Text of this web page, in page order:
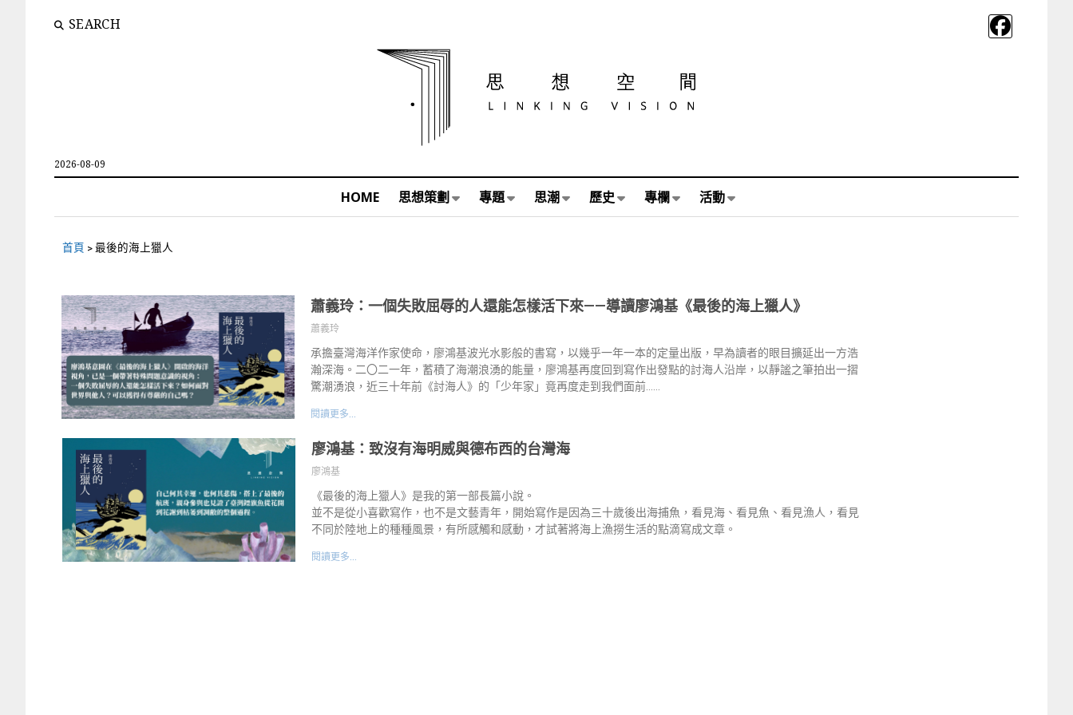
SEARCH
2026-08-09
HOME 思想策劃 專題 思潮 歷史 專欄 活動
首頁 >最後的海上獵人
蕭義玲：一個失敗屈辱的人還能怎樣活下來——導讀廖鴻基《最後的海上獵人》
蕭義玲
承擔臺灣海洋作家使命，廖鴻基波光水影般的書寫，以幾乎一年一本的定量出版，早為讀者的眼目擴延出一方浩
瀚深海。二〇二一年，蓄積了海潮浪湧的能量，廖鴻基再度回到寫作出發點的討海人沿岸，以靜謐之筆拍出一摺
驚潮湧浪，近三十年前《討海人》的「少年家」竟再度走到我們面前……
閱讀更多...
廖鴻基：致沒有海明威與德布西的台灣海
廖鴻基
《最後的海上獵人》是我的第一部長篇小說。
並不是從小喜歡寫作，也不是文藝青年，開始寫作是因為三十歲後出海捕魚，看見海、看見魚、看見漁人，看見
不同於陸地上的種種風景，有所感觸和感動，才試著將海上漁撈生活的點滴寫成文章。
閱讀更多...